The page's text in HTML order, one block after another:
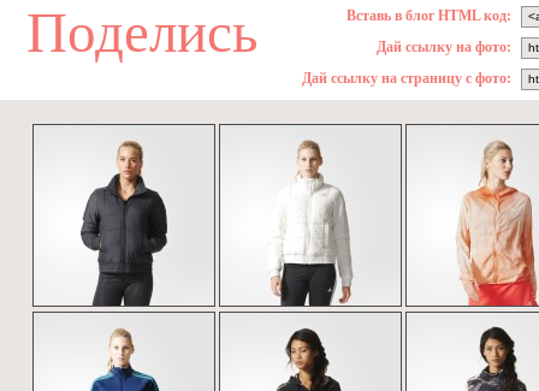
Поделись
Вставь в блог HTML код:
Дай ссылку на фото:
Дай ссылку на страницу с фото: